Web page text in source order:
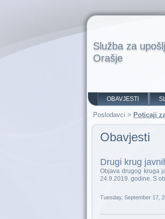
Služba za
Orašje
OBAVJESTI
Poslodavci > Poticaji
Obavjesti
Drugi krug
Objava drugog kruga
24.9.2019. godine. S
Tuesday, September 17,